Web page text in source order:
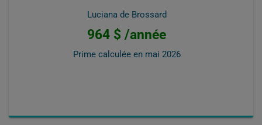
Luciana de Brossard
964 $ /année
Prime calculée en mai 2026